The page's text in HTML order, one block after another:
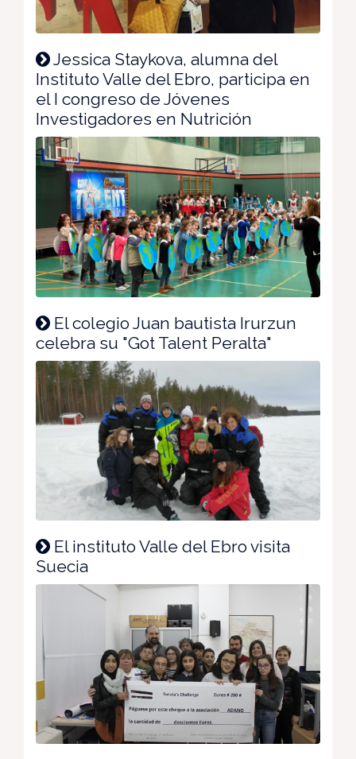
Jessica Staykova, alumna del
Instituto Valle del Ebro, participa en
el I congreso de Jóvenes
Investigadores en Nutrición
El colegio Juan bautista Irurzun
celebra su "Got Talent Peralta"
El instituto Valle del Ebro visita
Suecia